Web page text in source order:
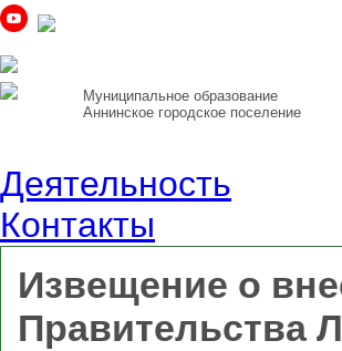
Муниципальное образование
Аннинское городское поселение
Деятельность
Контакты
Извещение о
Правительства